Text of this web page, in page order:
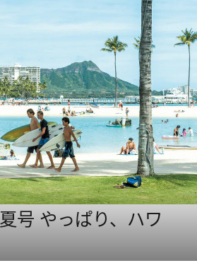
号 やっぱり、ハワ